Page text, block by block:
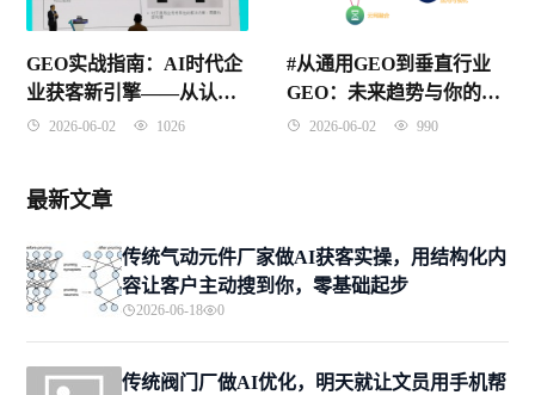
GEO实战指南：AI时代企
业获客新引擎——从认知
到落地的完整方法论
2026-06-02 1026
#从通用GEO到垂直行业
GEO：未来趋势与你的专
业化路径
2026-06-02 990
最新文章
传统气动元件厂家做AI获客实操，用结构化内
容让客户主动搜到你，零基础起步
2026-06-18 0
传统阀门厂做AI优化，明天就让文员用手机帮